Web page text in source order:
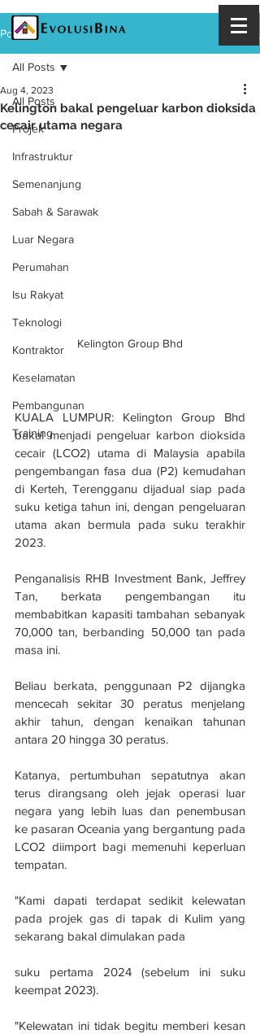
Post
All Posts
Projek
Infrastruktur
Semenanjung
Sabah & Sarawak
Luar Negara
Perumahan
Isu Rakyat
Teknologi
Kontraktor
Keselamatan
Pembangunan
Training
All Posts
Kelington bakal pengeluar karbon dioksida
cecair utama negara
Aug 4, 2023
Kelington Group Bhd
KUALA LUMPUR: Kelington Group Bhd
bakal menjadi pengeluar karbon dioksida
cecair (LCO2) utama di Malaysia apabila
pengembangan fasa dua (P2) kemudahan
di Kerteh, Terengganu dijadual siap pada
suku ketiga tahun ini, dengan pengeluaran
utama akan bermula pada suku terakhir
2023.
Penganalisis RHB Investment Bank, Jeffrey
Tan, berkata pengembangan itu
membabitkan kapasiti tambahan sebanyak
70,000 tan, berbanding 50,000 tan pada
masa ini.
Beliau berkata, penggunaan P2 dijangka
mencecah sekitar 30 peratus menjelang
akhir tahun, dengan kenaikan tahunan
antara 20 hingga 30 peratus.
Katanya, pertumbuhan sepatutnya akan
terus dirangsang oleh jejak operasi luar
negara yang lebih luas dan penembusan
ke pasaran Oceania yang bergantung pada
LCO2 diimport bagi memenuhi keperluan
tempatan.
"Kami dapati terdapat sedikit kelewatan
pada projek gas di tapak di Kulim yang
sekarang bakal dimulakan pada
suku pertama 2024 (sebelum ini suku
keempat 2023).
"Kelewatan ini tidak begitu memberi kesan